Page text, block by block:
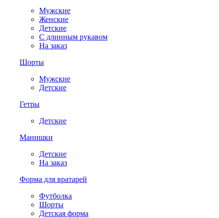
Мужские
Женские
Детские
С длинным рукавом
На заказ
Шорты
Мужские
Детские
Гетры
Детские
Манишки
Детские
На заказ
Форма для вратарей
Футболка
Шорты
Детская форма